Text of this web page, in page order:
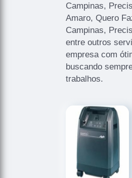
Campinas,
Amaro, Quero
Campinas,
entre outros
empresa com
buscando
trabalhos.